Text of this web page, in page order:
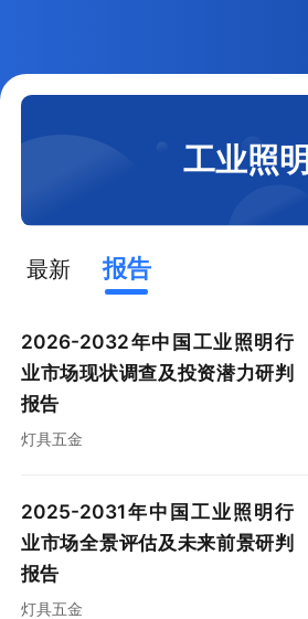
工业照明
最新 报告
2026-2032年中国工业照明行
业市场现状调查及投资潜力研判
报告
灯具五金
2025-2031年中国工业照明行
业市场全景评估及未来前景研判
报告
灯具五金